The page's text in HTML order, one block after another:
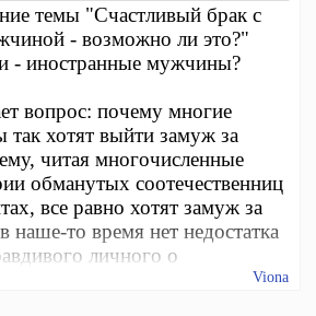
темы "Счастливый брак с
- возможно ли это?"
- иностранные мужчины?
вопрос: почему многие
хотят выйти замуж за
читая многочисленные
обманутых соотечественниц
все равно хотят замуж за
нашe-то время нет недостатка
личного о
Viona